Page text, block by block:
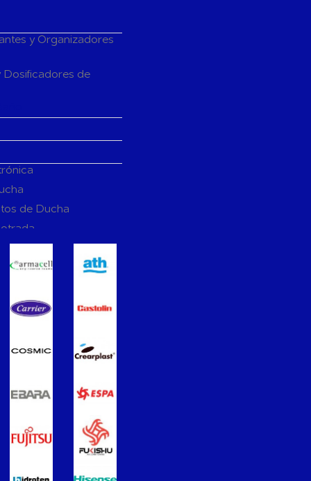
y Organizadores
de
de Ducha